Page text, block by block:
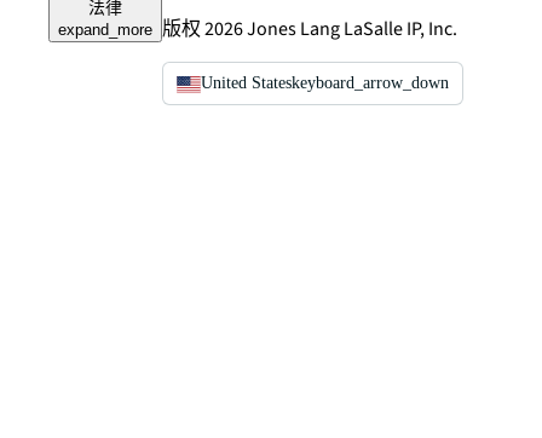
法律
expand_more 版权 2026 Jones Lang LaSalle IP, Inc.
United Stateskeyboard_arrow_down